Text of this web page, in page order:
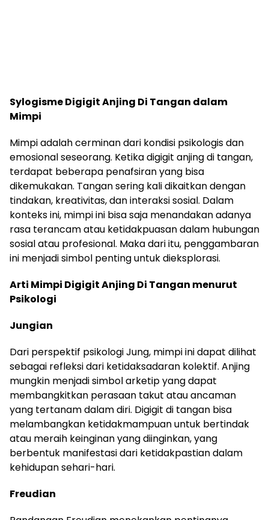
Sylogisme Digigit Anjing Di Tangan dalam
Mimpi
Mimpi adalah cerminan dari kondisi psikologis dan
emosional seseorang. Ketika digigit anjing di tangan,
terdapat beberapa penafsiran yang bisa
dikemukakan. Tangan sering kali dikaitkan dengan
tindakan, kreativitas, dan interaksi sosial. Dalam
konteks ini, mimpi ini bisa saja menandakan adanya
rasa terancam atau ketidakpuasan dalam hubungan
sosial atau profesional. Maka dari itu, penggambaran
ini menjadi simbol penting untuk dieksplorasi.
Arti Mimpi Digigit Anjing Di Tangan menurut
Psikologi
Jungian
Dari perspektif psikologi Jung, mimpi ini dapat dilihat
sebagai refleksi dari ketidaksadaran kolektif. Anjing
mungkin menjadi simbol arketip yang dapat
membangkitkan perasaan takut atau ancaman
yang tertanam dalam diri. Digigit di tangan bisa
melambangkan ketidakmampuan untuk bertindak
atau meraih keinginan yang diinginkan, yang
berbentuk manifestasi dari ketidakpastian dalam
kehidupan sehari-hari.
Freudian